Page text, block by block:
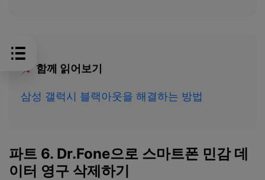
📌 함께 읽어보기
삼성 갤럭시 블랙아웃을 해결하는 방법
파트 6. Dr.Fone으로 스마트폰 민감 데
이터 영구 삭제하기